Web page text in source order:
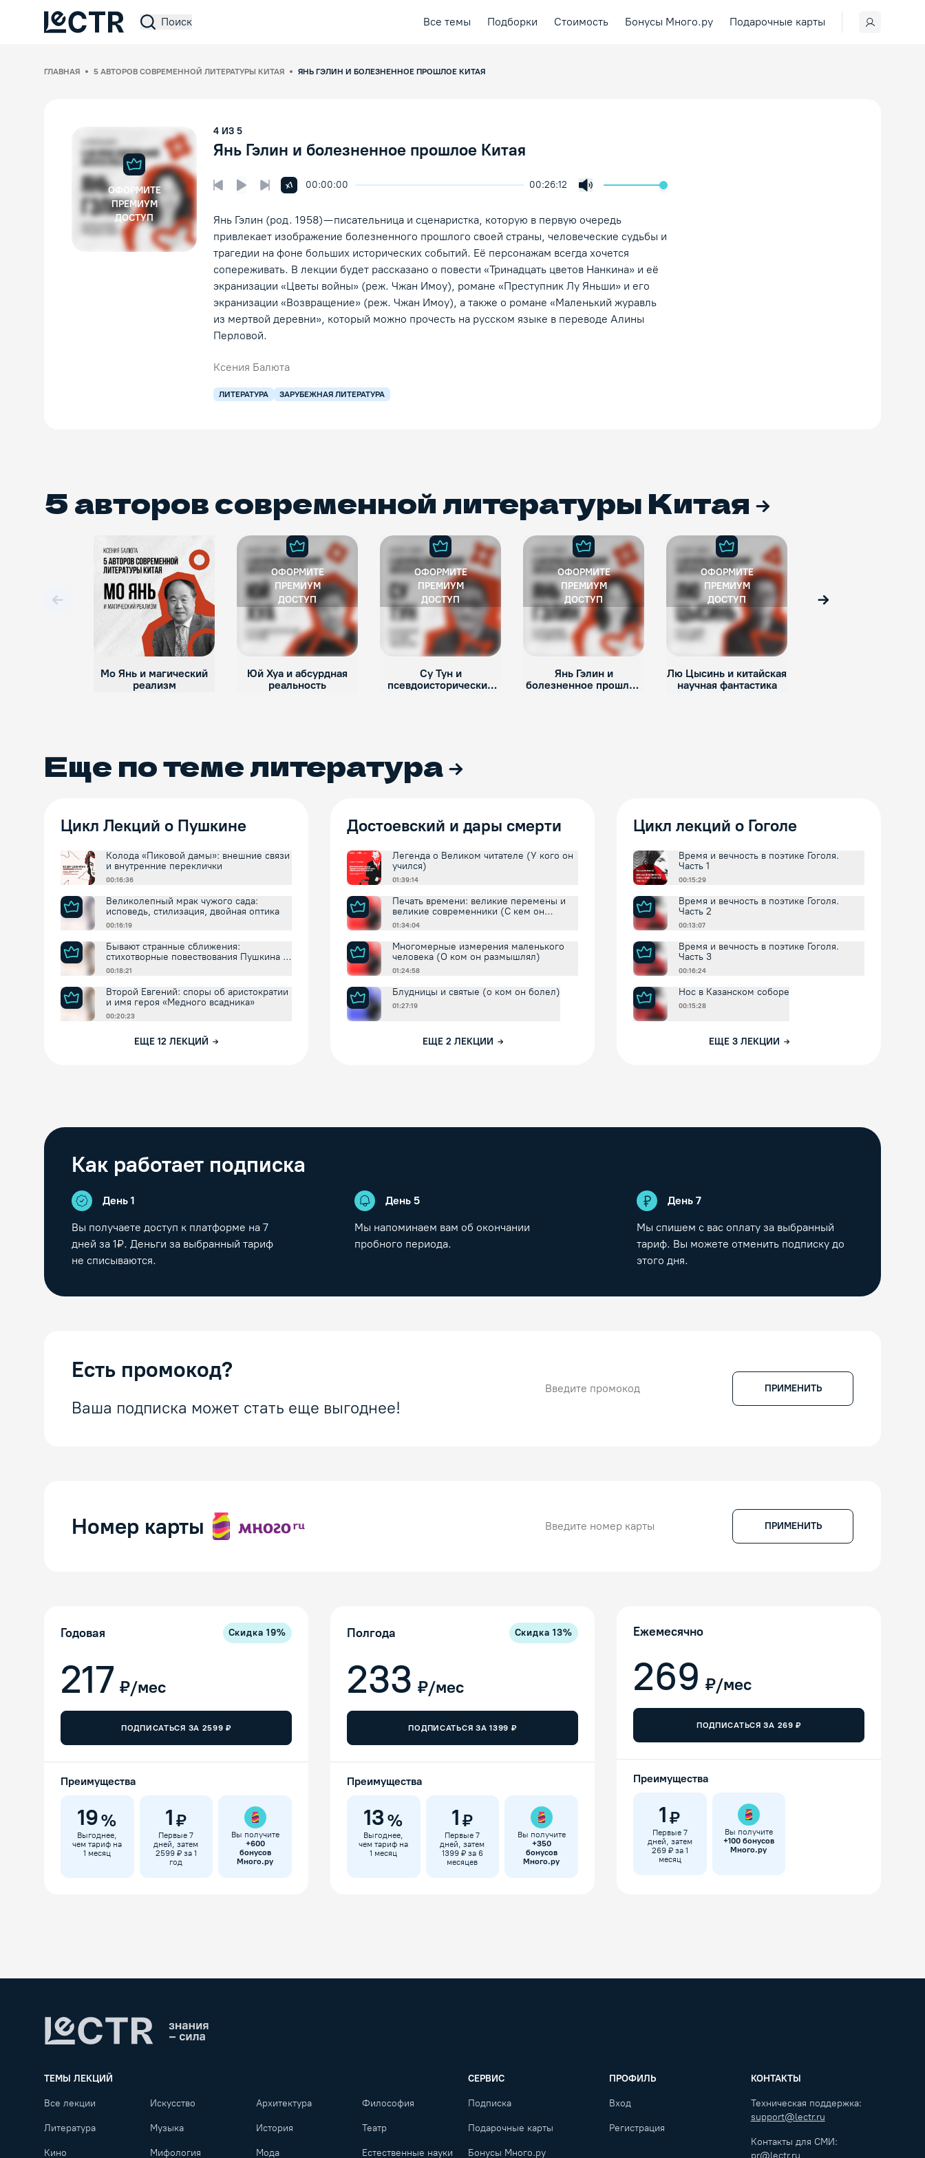
Поиск Все темы Подборки Стоимость Бонусы Много.ру Подарочные карты
ГЛАВНАЯ 5 АВТОРОВ СОВРЕМЕННОЙ ЛИТЕРАТУРЫ КИТАЯ ЯНЬ ГЭЛИН И БОЛЕЗНЕННОЕ ПРОШЛОЕ КИТАЯ
ОФОРМИТЕ
ПРЕМИУМ
ДОСТУП
4 ИЗ 5
Янь Гэлин и болезненное прошлое Китая
00:00:00 00:26:12
Предыдущая лекцияСледующая лекция
x1Увеличить скорость воспроизведения
Янь Гэлин (род. 1958) — писательница и сценаристка, которую в первую очередь
привлекает изображение болезненного прошлого своей страны, человеческие судьбы и
трагедии на фоне больших исторических событий. Её персонажам всегда хочется
сопереживать. В лекции будет рассказано о повести «Тринадцать цветов Нанкина» и её
экранизации «Цветы войны» (реж. Чжан Имоу), романе «Преступник Лу Яньши» и его
экранизации «Возвращение» (реж. Чжан Имоу), а также о романе «Маленький журавль
из мертвой деревни», который можно прочесть на русском языке в переводе Алины
Перловой.
Ксения Балюта
ЛИТЕРАТУРА ЗАРУБЕЖНАЯ ЛИТЕРАТУРА
5 авторов современной литературы Китая
Вперед
Мо Янь и магический
реализм
ОФОРМИТЕ
ПРЕМИУМ
ДОСТУП
Юй Хуа и абсурдная
реальность
ОФОРМИТЕ
ПРЕМИУМ
ДОСТУП
Су Тун и
псевдоисторический
ОФОРМИТЕ
ПРЕМИУМ
ДОСТУП
Янь Гэлин и
болезненное прошлое
ОФОРМИТЕ
ПРЕМИУМ
ДОСТУП
Лю Цысинь и китайская
научная фантастика
Вперед
Еще по темелитература
Цикл Лекций о Пушкине
Колода «Пиковой дамы»: внешние связи
и внутренние переклички
00:16:36
Великолепный мрак чужого сада:
исповедь, стилизация, двойная оптика
00:16:19
Бывают странные сближения:
стихотворные повествования Пушкина и
внешнее время
00:18:21
Второй Евгений: споры об аристократии
и имя героя «Медного всадника»
00:20:23
ЕЩЕ 12 ЛЕКЦИЙ
Достоевский и дары смерти
Легенда о Великом читателе (У кого он
учился)
01:39:14
Печать времени: великие перемены и
великие современники (С кем он
спорил и соглашался)
01:34:04
Многомерные измерения маленького
человека (О ком он размышлял)
01:24:58
Блудницы и святые (о ком он болел)
01:27:19
ЕЩЕ 2 ЛЕКЦИИ
Цикл лекций о Гоголе
Время и вечность в поэтике Гоголя.
Часть 1
00:15:29
Время и вечность в поэтике Гоголя.
Часть 2
00:13:07
Время и вечность в поэтике Гоголя.
Часть 3
00:16:24
Нос в Казанском соборе
00:15:28
ЕЩЕ 3 ЛЕКЦИИ
Как работает подписка
День 1
Вы получаете доступ к платформе на 7
дней за 1₽. Деньги за выбранный тариф
не списываются.
День 5
Мы напоминаем вам об окончании
пробного периода.
День7
Мы спишем с вас оплату за выбранный
тариф. Вы можете отменить подписку до
этого дня.
Есть промокод?
Ваша подписка может стать еще выгоднее!
ПРИМЕНИТЬ
Номер карты ПРИМЕНИТЬ
Годовая Скидка19%
217 ₽/мес
ПОДПИСАТЬСЯ ЗА 2599 ₽
Преимущества
19%
Выгоднее,
чем тариф на
1 месяц
1 ₽
Первые 7
дней, затем
2599 ₽ за 1
год
Вы получите
+600
бонусов
Много.ру
Полгода Скидка13%
233 ₽/мес
ПОДПИСАТЬСЯ ЗА1399 ₽
Преимущества
13 %
Выгоднее,
чем тариф на
1 месяц
1 ₽
Первые 7
дней, затем
1399 ₽ за 6
месяцев
Вы получите
+350
бонусов
Много.ру
Ежемесячно
269 ₽/мес
ПОДПИСАТЬСЯ ЗА 269 ₽
Преимущества
1 ₽
Первые 7
дней, затем
269 ₽ за 1
месяц
Вы получите
+100бонусов
Много.ру
ТЕМЫ ЛЕКЦИЙ
Все лекции Искусство Архитектура Философия
Литература Музыка История Театр
Кино Мифология Мода Естественные науки
СЕРВИС
Подписка
Подарочные карты
Бонусы Много.ру
ПРОФИЛЬ
Вход
Регистрация
КОНТАКТЫ
Техническая поддержка:
support@lectr.ru
Контакты для СМИ:
pr@lectr.ru